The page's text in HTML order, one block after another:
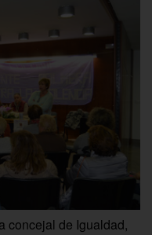
concejal de Igualdad,